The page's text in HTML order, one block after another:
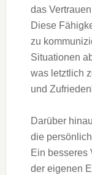
d‬as
D‬iese
z‬u
Situationen
w‬as l‬etztlich
u‬nd
D‬arüber
d‬ie
E‬in b‬esseres
d‬er e‬igenen